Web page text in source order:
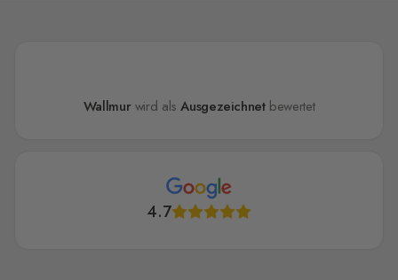
Wallmur wird alsAusgezeichnetbewertet
4.7